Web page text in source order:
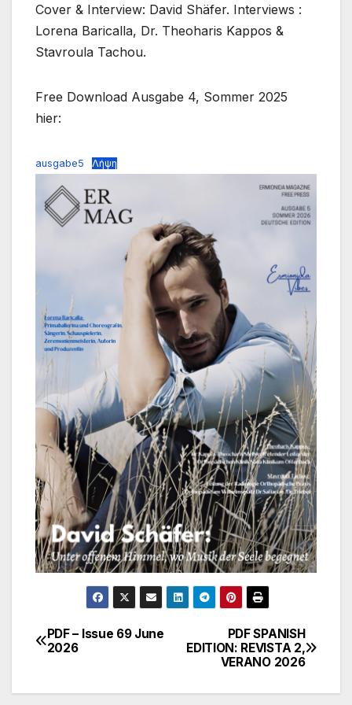
Cover & Interview: David Shäfer. Interviews :
Lorena Baricalla, Dr. Theoharis Kappos &
Stavroula Tachou.
Free Download Ausgabe 4, Sommer 2025
hier:
ausgabe5 Λήψη
Πλοήγηση
PDF SPANISH
EDITION: REVISTA 2,
VERANO 2026
PDF – Issue 69 June
2026